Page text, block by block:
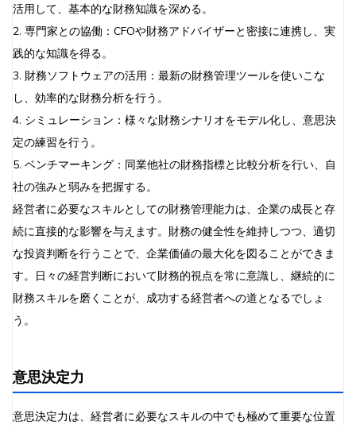
活用して、基本的な財務知識を深める。
2. 専門家との協働：CFOや財務アドバイザーと密接に連携し、実
践的な知識を得る。
3. 財務ソフトウェアの活用：最新の財務管理ツールを使いこな
し、効率的な財務分析を行う。
4. シミュレーション：様々な財務シナリオをモデル化し、意思決
定の練習を行う。
5. ベンチマーキング：同業他社の財務指標と比較分析を行い、自
社の強みと弱みを把握する。
経営者に必要なスキルとしての財務管理能力は、企業の成長と存
続に直接的な影響を与えます。財務の健全性を維持しつつ、適切
な投資判断を行うことで、企業価値の最大化を図ることができま
す。日々の経営判断において財務的視点を常に意識し、継続的に
財務スキルを磨くことが、成功する経営者への道となるでしょ
う。
意思決定力
意思決定力は、経営者に必要なスキルの中でも極めて重要な位置